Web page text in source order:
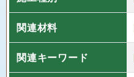
関連材料
関連キーワード